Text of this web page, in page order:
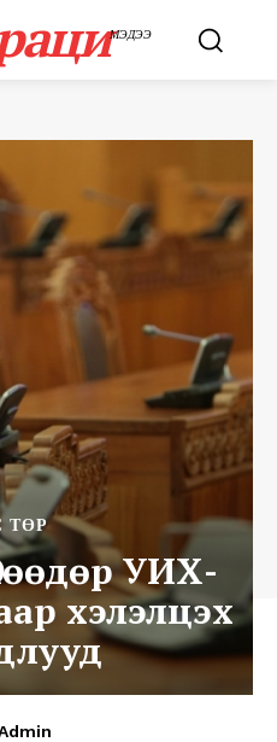
МЭДЭЭ
ТӨР
УИХ-
хэлэлцэх